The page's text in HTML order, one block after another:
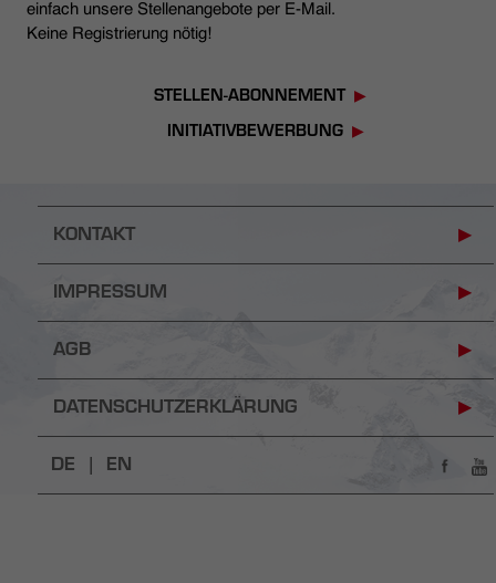
einfach unsere Stellenangebote per E-Mail.
Keine Registrierung nötig!
STELLEN-ABONNEMENT
INITIATIVBEWERBUNG
KONTAKT
IMPRESSUM
AGB
DATENSCHUTZERKLÄRUNG
DE | EN